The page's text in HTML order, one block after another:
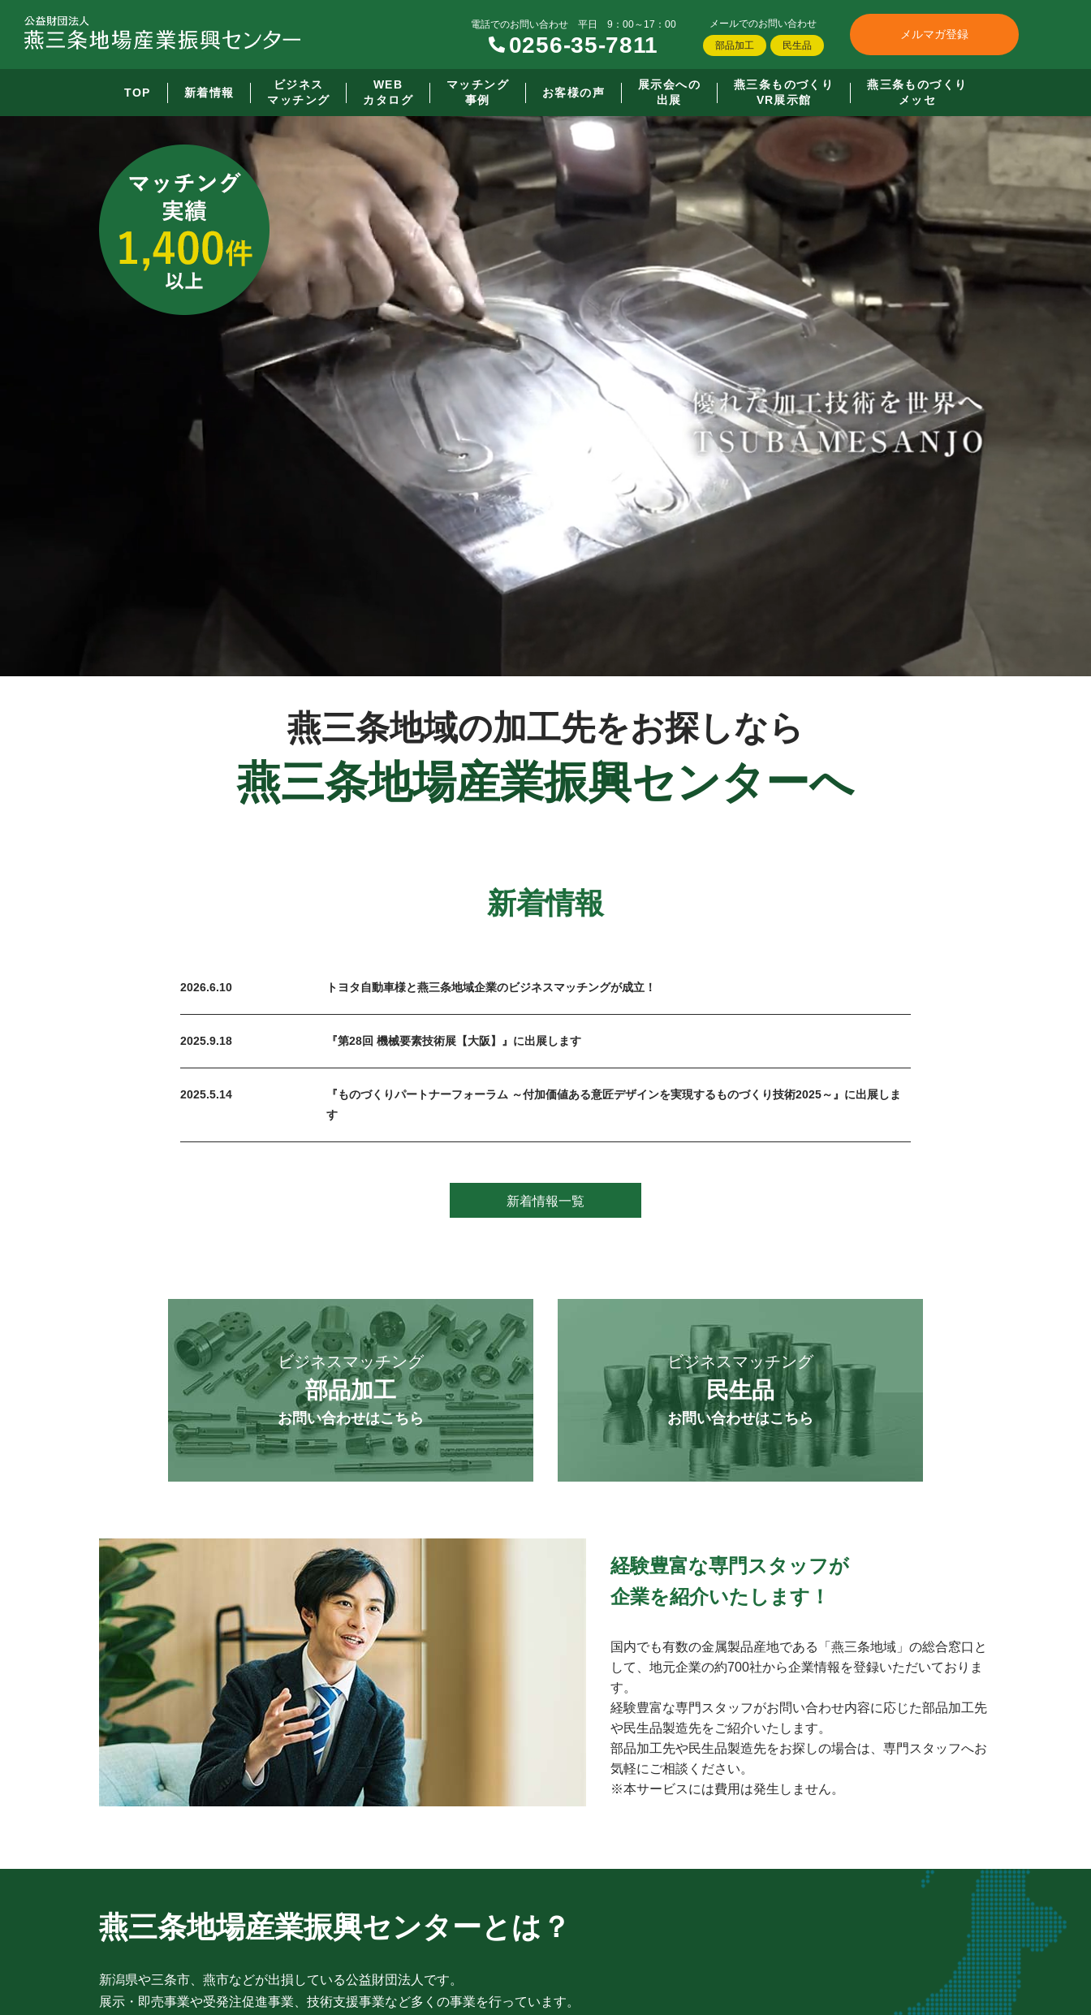
電話でのお問い合わせ 平日 9：00～17：00
0256-35-7811
メールでのお問い合わせ
部品加工
民生品
メルマガ登録
TOP 新着情報
ビジネス
マッチング
WEB
カタログ
マッチング
事例
お客様の声
展示会への
出展
燕三条ものづくり
VR展示館
燕三条ものづくり
メッセ
燕三条地域の加工先をお探しなら
燕三条地場産業振興センターへ
新着情報
2026.6.10 トヨタ自動車様と燕三条地域企業のビジネスマッチングが成立！
2025.9.18 『第28回 機械要素技術展【大阪】』に出展します
2025.5.14
『ものづくりパートナーフォーラム ～付加価値ある意匠デザインを実現するものづくり技術2025～』に出展しま
す
新着情報一覧
ビジネスマッチング
部品加工
お問い合わせはこちら
ビジネスマッチング
民生品
お問い合わせはこちら
経験豊富な専門スタッフが
企業を紹介いたします！
国内でも有数の金属製品産地である「燕三条地域」の総合窓口と
して、地元企業の約700社から企業情報を登録いただいておりま
す。
経験豊富な専門スタッフがお問い合わせ内容に応じた部品加工先
や民生品製造先をご紹介いたします。
部品加工先や民生品製造先をお探しの場合は、専門スタッフへお
気軽にご相談ください。
※本サービスには費用は発生しません。
燕三条地場産業振興センターとは？
新潟県や三条市、燕市などが出損している公益財団法人です。
展示・即売事業や受発注促進事業、技術支援事業など多くの事業を行っています。